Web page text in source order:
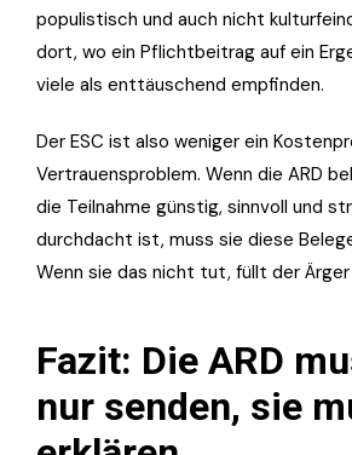
populistisch und auch nicht
dort, wo ein Pflichtbeitrag auf ein
viele als enttäuschend empfinden.
Der ESC ist also weniger ein
Vertrauensproblem. Wenn die ARD
die Teilnahme günstig, sinnvoll und
durchdacht ist, muss sie diese
Wenn sie das nicht tut, füllt der Ärger
Fazit: Die ARD
nur senden, sie